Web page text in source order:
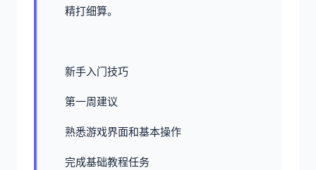
精打细算。
新手入门技巧
第一周建议
熟悉游戏界面和基本操作
完成基础教程任务